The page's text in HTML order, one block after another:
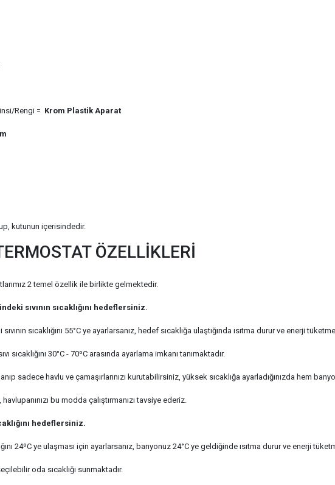
Rengi = Krom Plastik Aparat
kutunun içerisindedir.
ÖZELLİKLERİ
2 temel özellik ile birlikte gelmektedir.
sıvının sıcaklığını hedeflersiniz.
sıcaklığını 55°C ye ayarlarsanız, hedef sıcaklığa ulaştığında ısıtma durur ve enerji
sıcaklığını 30°C - 70ºC arasında ayarlama imkanı tanımaktadır.
sadece havlu ve çamaşırlarınızı kurutabilirsiniz, yüksek sıcaklığa ayarladığınızda hem
bu modda çalıştırmanızı tavsiye ederiz.
hedeflersiniz.
24ºC ye ulaşması için ayarlarsanız, banyonuz 24°C ye geldiğinde ısıtma durur ve enerji
oda sıcaklığı sunmaktadır.